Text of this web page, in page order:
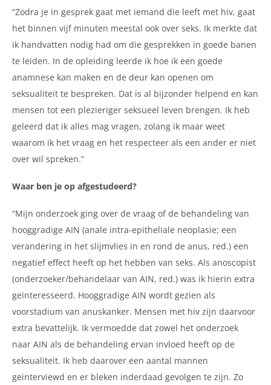
“Zodra je in gesprek gaat met iemand die leeft met hiv, gaat
het binnen vijf minuten meestal ook over seks. Ik merkte dat
ik handvatten nodig had om die gesprekken in goede banen
te leiden. In de opleiding leerde ik hoe ik een goede
anamnese kan maken en de deur kan openen om
seksualiteit te bespreken. Dat is al bijzonder helpend en kan
mensen tot een plezieriger seksueel leven brengen. Ik heb
geleerd dat ik alles mag vragen, zolang ik maar weet
waarom ik het vraag en het respecteer als een ander er niet
over wil spreken.”
Waar ben je op afgestudeerd?
“Mijn onderzoek ging over de vraag of de behandeling van
hooggradige AIN (anale intra-epitheliale neoplasie; een
verandering in het slijmvlies in en rond de anus, red.) een
negatief effect heeft op het hebben van seks. Als anoscopist
(onderzoeker/behandelaar van AIN, red.) was ik hierin extra
geïnteresseerd. Hooggradige AIN wordt gezien als
voorstadium van anuskanker. Mensen met hiv zijn daarvoor
extra bevattelijk. Ik vermoedde dat zowel het onderzoek
naar AIN als de behandeling ervan invloed heeft op de
seksualiteit. Ik heb daarover een aantal mannen
geïnterviewd en er bleken inderdaad gevolgen te zijn. Zo